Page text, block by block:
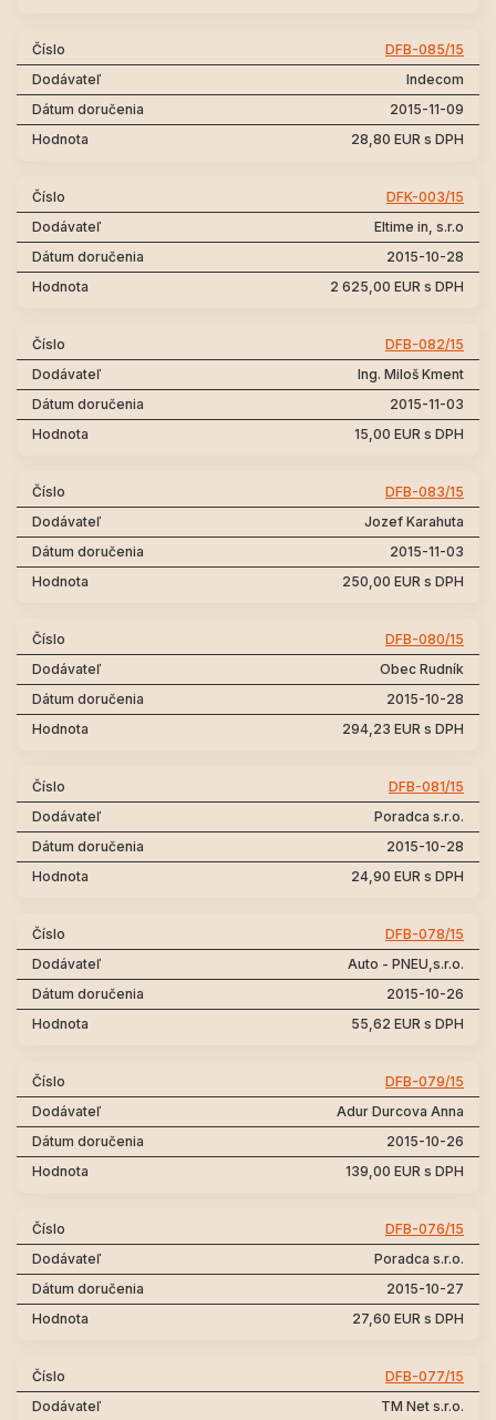
DFB-085/15
Indecom
2015-11-09
28,80 EUR s DPH
DFK-003/15
Eltime in, s.r.o
2015-10-28
2 625,00 EUR s DPH
DFB-082/15
Ing. Miloš Kment
2015-11-03
15,00 EUR s DPH
DFB-083/15
Jozef Karahuta
2015-11-03
250,00 EUR s DPH
DFB-080/15
Obec Rudník
2015-10-28
294,23 EUR s DPH
DFB-081/15
Poradca s.r.o.
2015-10-28
24,90 EUR s DPH
DFB-078/15
Auto - PNEU,s.r.o.
2015-10-26
55,62 EUR s DPH
DFB-079/15
Adur Durcova Anna
2015-10-26
139,00 EUR s DPH
DFB-076/15
Poradca s.r.o.
2015-10-27
27,60 EUR s DPH
DFB-077/15
TM Net s.r.o.